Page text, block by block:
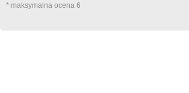
* maksymalna ocena 6